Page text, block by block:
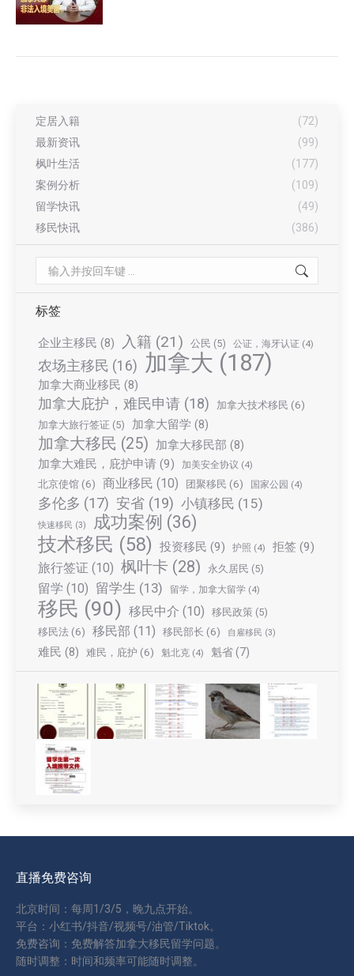
定居入籍
(72)
最新资讯
(99)
枫叶生活
(177)
案例分析
(109)
留学快讯
(49)
移民快讯
(386)
Search:
标签
企业主移民 (8) 入籍 (21) 公民 (5) 公证，海牙认证 (4)
农场主移民 (16) 加拿大 (187)
加拿大商业移民 (8)
加拿大庇护，难民申请 (18) 加拿大技术移民 (6)
加拿大旅行签证 (5) 加拿大留学 (8)
加拿大移民 (25) 加拿大移民部 (8)
加拿大难民，庇护申请 (9) 加美安全协议 (4)
北京使馆 (6) 商业移民 (10) 团聚移民 (6) 国家公园 (4)
多伦多 (17) 安省 (19) 小镇移民 (15)
快速移民 (3) 成功案例 (36)
技术移民 (58) 投资移民 (9) 护照 (4) 拒签 (9)
旅行签证 (10) 枫叶卡 (28) 永久居民 (5)
留学 (10) 留学生 (13) 留学，加拿大留学 (4)
移民 (90) 移民中介 (10) 移民政策 (5)
移民法 (6) 移民部 (11) 移民部长 (6) 自雇移民 (3)
难民 (8) 难民，庇护 (6) 魁北克 (4) 魁省(7)
直播免费咨询
北京时间：每周1/3/5，晚九点开始。
平台：小红书/抖音/视频号/油管/Tiktok。
免费咨询：免费解答加拿大移民留学问题。
随时调整：时间和频率可能随时调整。